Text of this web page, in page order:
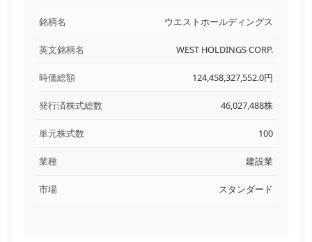
銘柄名 ウエストホールディングス
英文銘柄名 WEST HOLDINGS CORP.
時価総額 124,458,327,552.0円
発行済株式総数 46,027,488株
単元株式数 100
業種 建設業
市場 スタンダード